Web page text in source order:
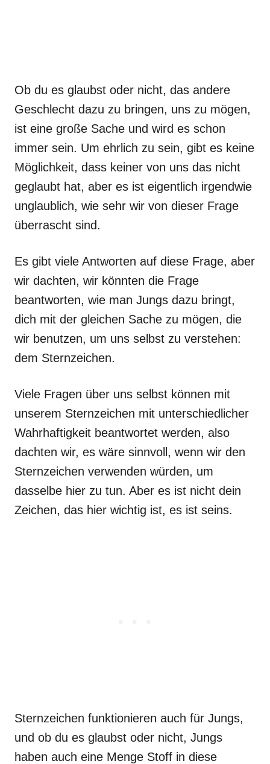
Ob du es glaubst oder nicht, das andere
Geschlecht dazu zu bringen, uns zu mögen,
ist eine große Sache und wird es schon
immer sein. Um ehrlich zu sein, gibt es keine
Möglichkeit, dass keiner von uns das nicht
geglaubt hat, aber es ist eigentlich irgendwie
unglaublich, wie sehr wir von dieser Frage
überrascht sind.
Es gibt viele Antworten auf diese Frage, aber
wir dachten, wir könnten die Frage
beantworten, wie man Jungs dazu bringt,
dich mit der gleichen Sache zu mögen, die
wir benutzen, um uns selbst zu verstehen:
dem Sternzeichen.
Viele Fragen über uns selbst können mit
unserem Sternzeichen mit unterschiedlicher
Wahrhaftigkeit beantwortet werden, also
dachten wir, es wäre sinnvoll, wenn wir den
Sternzeichen verwenden würden, um
dasselbe hier zu tun. Aber es ist nicht dein
Zeichen, das hier wichtig ist, es ist seins.
Sternzeichen funktionieren auch für Jungs,
und ob du es glaubst oder nicht, Jungs
haben auch eine Menge Stoff in diese